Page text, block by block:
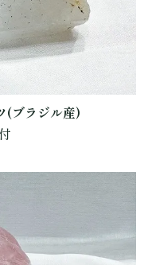
(ブラジル産)